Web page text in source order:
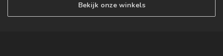
Bekijk onze winkels